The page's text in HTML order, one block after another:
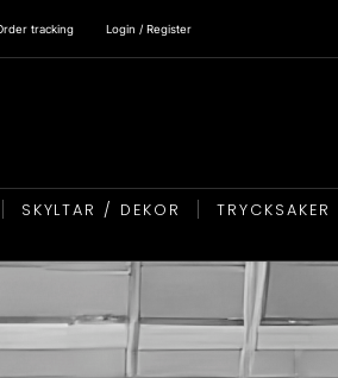
tracking Login / Register
SKYLTAR / DEKOR TRYCKSAKER